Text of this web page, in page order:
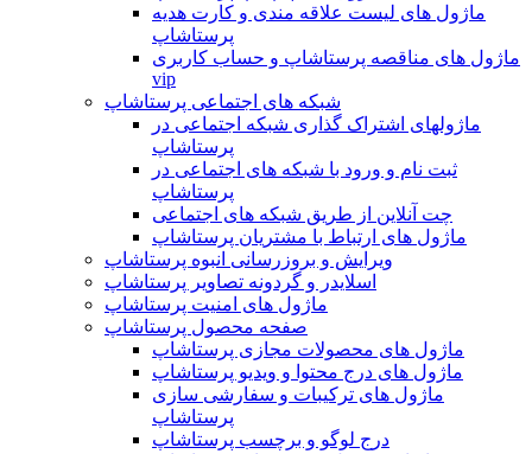
ماژول های لیست علاقه مندی و کارت هدیه
پرستاشاپ
ماژول های مناقصه پرستاشاپ و حساب کاربری
vip
شبکه های اجتماعی پرستاشاپ
ماژولهای اشتراک‌ گذاری شبکه اجتماعی در
پرستاشاپ
ثبت نام و ورود با شبکه های اجتماعی در
پرستاشاپ
چت آنلاین از طریق شبکه های اجتماعی
ماژول های ارتباط با مشتریان پرستاشاپ
ویرایش و بروزرسانی انبوه پرستاشاپ
اسلایدر و گردونه تصاویر پرستاشاپ
ماژول های امنیت پرستاشاپ
صفحه محصول پرستاشاپ
ماژول های محصولات مجازی پرستاشاپ
ماژول های درج محتوا و ویدیو پرستاشاپ
ماژول های ترکیبات و سفارشی سازی
پرستاشاپ
درج لوگو و برچسب پرستاشاپ